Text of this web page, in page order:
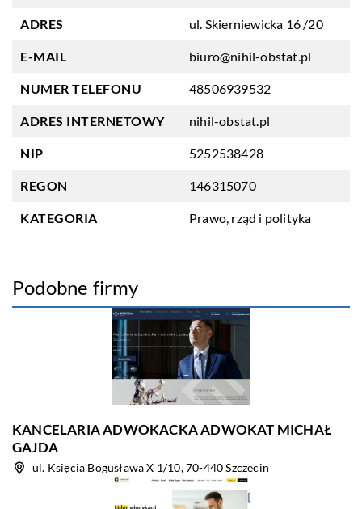
ADRES ul. Skierniewicka 16 /20
E-MAIL biuro@nihil-obstat.pl
NUMER TELEFONU 48506939532
ADRES INTERNETOWY nihil-obstat.pl
NIP 5252538428
REGON 146315070
KATEGORIA Prawo, rząd i polityka
Podobne firmy
KANCELARIA ADWOKACKA ADWOKAT MICHAŁ
GAJDA
ul. Księcia Bogusława X 1/10, 70-440 Szczecin